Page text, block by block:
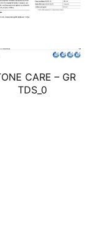
CARE – GR
TDS_0